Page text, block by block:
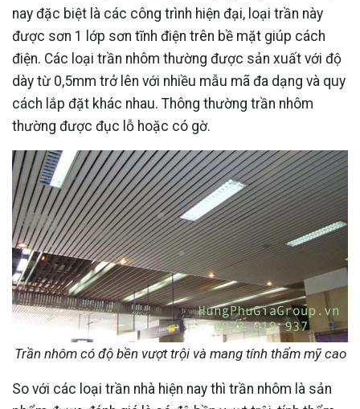
nay đặc biệt là các công trình hiện đại, loại trần này
được sơn 1 lớp sơn tĩnh điện trên bề mặt giúp cách
điện. Các loại trần nhôm thường được sản xuất với độ
dày từ 0,5mm trở lên với nhiều mẫu mã đa dạng và quy
cách lắp đặt khác nhau. Thông thường trần nhôm
thường được đục lỗ hoặc có gờ.
Trần nhôm có độ bền vượt trội và mang tính thẩm mỹ cao
So với các loại trần nhà hiện nay thì trần nhôm là sản